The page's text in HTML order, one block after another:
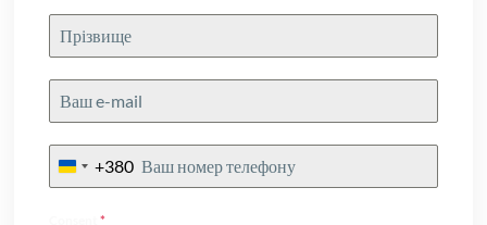
Ukraine
+380
Consent*